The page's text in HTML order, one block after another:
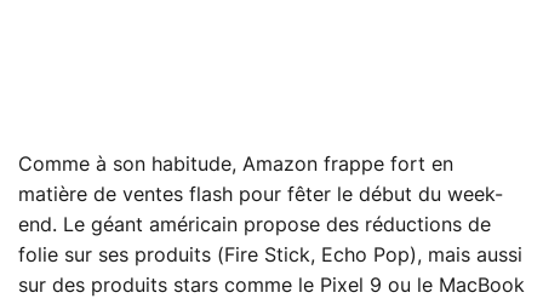
Comme à son habitude, Amazon frappe fort en
matière de ventes flash pour fêter le début du week-
end. Le géant américain propose des réductions de
folie sur ses produits (Fire Stick, Echo Pop), mais aussi
sur des produits stars comme le Pixel 9 ou le MacBook